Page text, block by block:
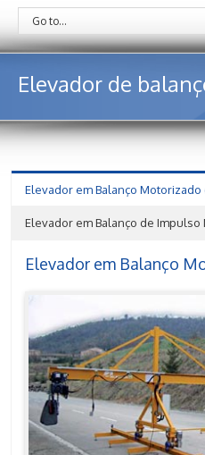
Go to...
Elevador de
Elevador em Balanço Motorizado
Elevador em Balanço de Impulso
Elevador em Balanço